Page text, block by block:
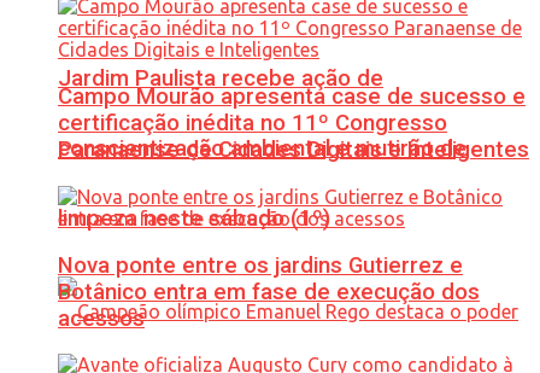
Jardim Paulista recebe ação de
conscientização ambiental e mutirão de
limpeza neste sábado (1º)
Campo Mourão apresenta case de sucesso e
certificação inédita no 11º Congresso
Paranaense de Cidades Digitais e Inteligentes
Nova ponte entre os jardins Gutierrez e
Botânico entra em fase de execução dos
acessos